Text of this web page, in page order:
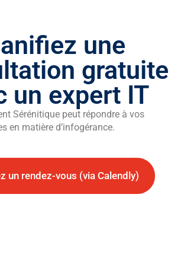
une
gratuite
un expert IT
Sérénitique peut répondre à vos
en matière d’infogérance.
un rendez-vous (via Calendly)